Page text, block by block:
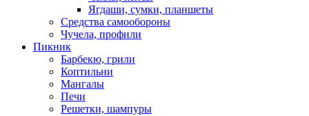
Ягдаши, сумки, планшеты
Средства самообороны
Чучела, профили
Пикник
Барбекю, грили
Коптильни
Мангалы
Печи
Решетки, шампуры